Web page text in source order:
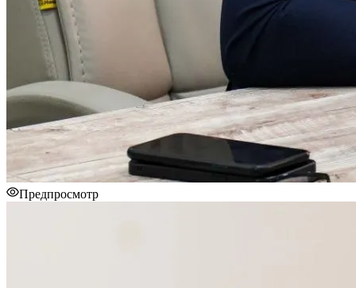
Предпросмотр